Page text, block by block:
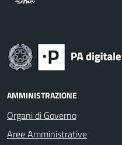
AMMINISTRAZIONE
Organi di Governo
Aree Amministrative